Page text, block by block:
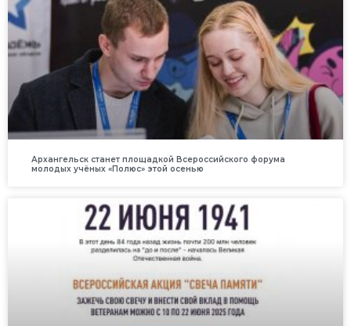
Архангельск станет площадкой Всероссийского форума
молодых учёных «Полюс» этой осенью